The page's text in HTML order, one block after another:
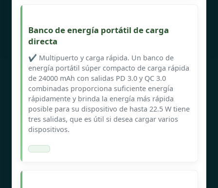
Banco de energía portátil de carga
directa
✔️ Multipuerto y carga rápida. Un banco de
energía portátil súper compacto de carga rápida
de 24000 mAh con salidas PD 3.0 y QC 3.0
combinadas proporciona suficiente energía
rápidamente y brinda la energía más rápida
posible para su dispositivo de hasta 22.5 W tiene
tres salidas, que es útil si desea cargar varios
dispositivos.